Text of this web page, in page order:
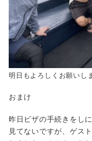
明日もよろしくお願いし
おまけ
昨日ビザの手続きをし
見てないですが、ゲス